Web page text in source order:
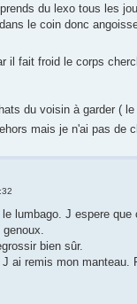
du lexo tous les
le coin donc
il fait froid le corps
du voisin à garder (
mais je n'ai pas de
lumbago. J espere
bien sûr.
ai remis mon manteau.